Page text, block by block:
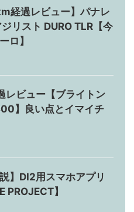
経過レビュー】パナレ
リスト DURO TLR【今
ロ】
レビュー【ブライトン
】良い点とイマイチ
説】DI2用スマホアプリ
PROJECT】